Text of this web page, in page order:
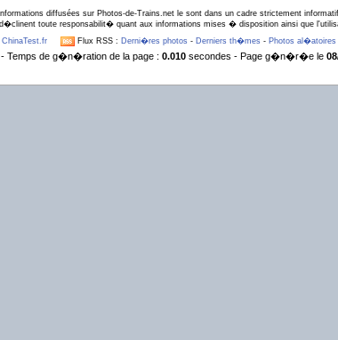
diffusées sur Photos-de-Trains.net le sont dans un cadre strictement
toute responsabilit� quant aux informations mises � disposition ainsi que
ChinaTest.fr
Flux RSS : Derni�res photos - Derniers th�mes - Photos al�atoires
Temps de g�n�ration de la page : 0.010secondes - Page g�n�r�e le